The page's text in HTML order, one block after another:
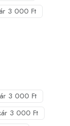
3 000 Ft
3 000 Ft
3 000 Ft